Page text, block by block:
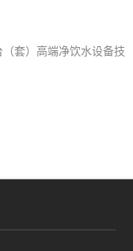
套）高端净饮水设备技